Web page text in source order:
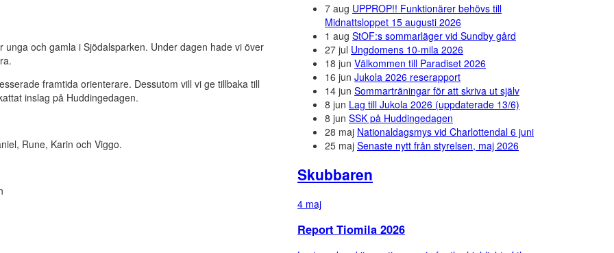
och gamla i Sjödalsparken. Under dagen hade vi över
framtida orienterare. Dessutom vill vi ge tillbaka till
inslag på Huddingedagen.
Rune, Karin och Viggo.
7 aug UPPROP!! Funktionärer behövs till
Midnattsloppet 15 augusti 2026
1 aug StOF:s sommarläger vid Sundby gård
27 jul Ungdomens 10-mila 2026
18 jun Välkommen till Paradiset 2026
16 jun Jukola 2026 reserapport
14 jun Sommarträningar för att skriva ut själv
8 jun Lag till Jukola 2026 (uppdaterade 13/6)
8 jun SSK på Huddingedagen
28 maj Nationaldagsmys vid Charlottendal 6 juni
25 maj Senaste nytt från styrelsen, maj 2026
Skubbaren
4 maj
Report Tiomila 2026